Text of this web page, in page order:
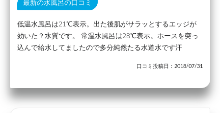
最新の水風呂の口コミ
低温水風呂は21℃表示。出た後肌がサラッとするエッジが
効いた？水質です。 常温水風呂は28℃表示。ホースを突っ
込んで給水してましたので多分純然たる水道水です汗
口コミ投稿日：2018/07/31